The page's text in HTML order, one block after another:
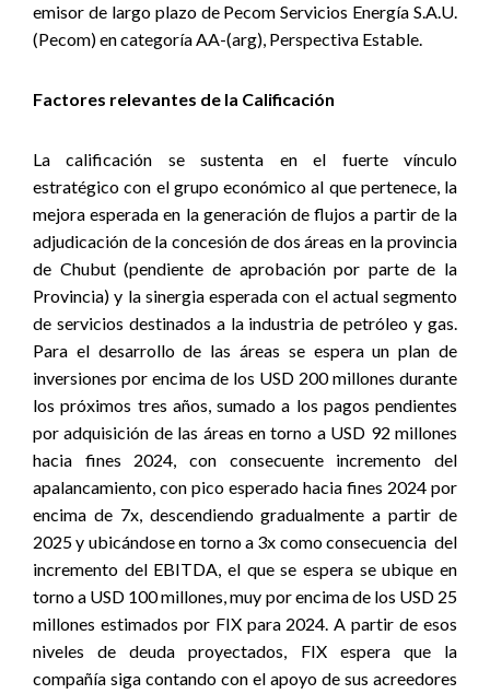
emisor de largo plazo de Pecom Servicios Energía S.A.U.
(Pecom) en categoría AA-(arg), Perspectiva Estable.
Factores relevantes de la Calificación
La calificación se sustenta en el fuerte vínculo
estratégico con el grupo económico al que pertenece, la
mejora esperada en la generación de flujos a partir de la
adjudicación de la concesión de dos áreas en la provincia
de Chubut (pendiente de aprobación por parte de la
Provincia) y la sinergia esperada con el actual segmento
de servicios destinados a la industria de petróleo y gas.
Para el desarrollo de las áreas se espera un plan de
inversiones por encima de los USD 200 millones durante
los próximos tres años, sumado a los pagos pendientes
por adquisición de las áreas en torno a USD 92 millones
hacia fines 2024, con consecuente incremento del
apalancamiento, con pico esperado hacia fines 2024 por
encima de 7x, descendiendo gradualmente a partir de
2025 y ubicándose en torno a 3x como consecuencia del
incremento del EBITDA, el que se espera se ubique en
torno a USD 100 millones, muy por encima de los USD 25
millones estimados por FIX para 2024. A partir de esos
niveles de deuda proyectados, FIX espera que la
compañía siga contando con el apoyo de sus acreedores